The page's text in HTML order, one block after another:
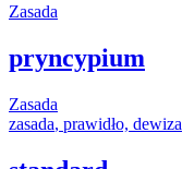
Zasada
pryncypium
Zasada
zasada, prawidło, dewiza